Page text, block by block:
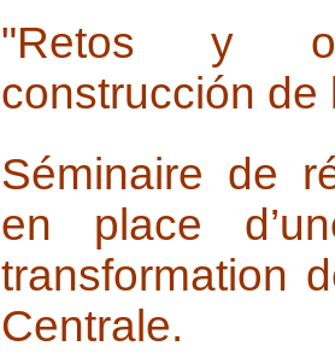
"Retos y
construcción de
Séminaire de
en place
transformation
Centrale.